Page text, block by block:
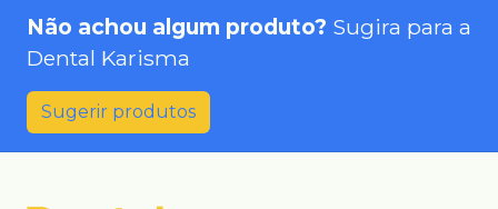
Não achou algum produto? Sugira para a
Dental Karisma
Sugerir produtos